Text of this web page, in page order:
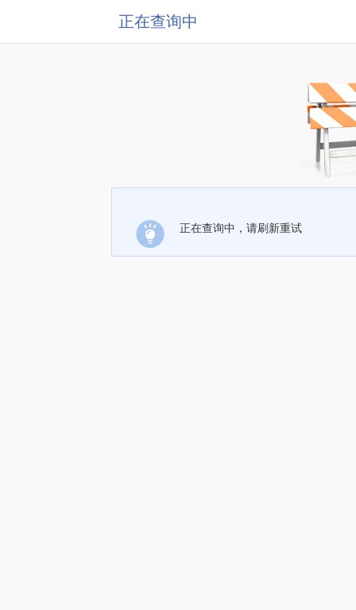
正在查询中
正在查询中，请刷新重试